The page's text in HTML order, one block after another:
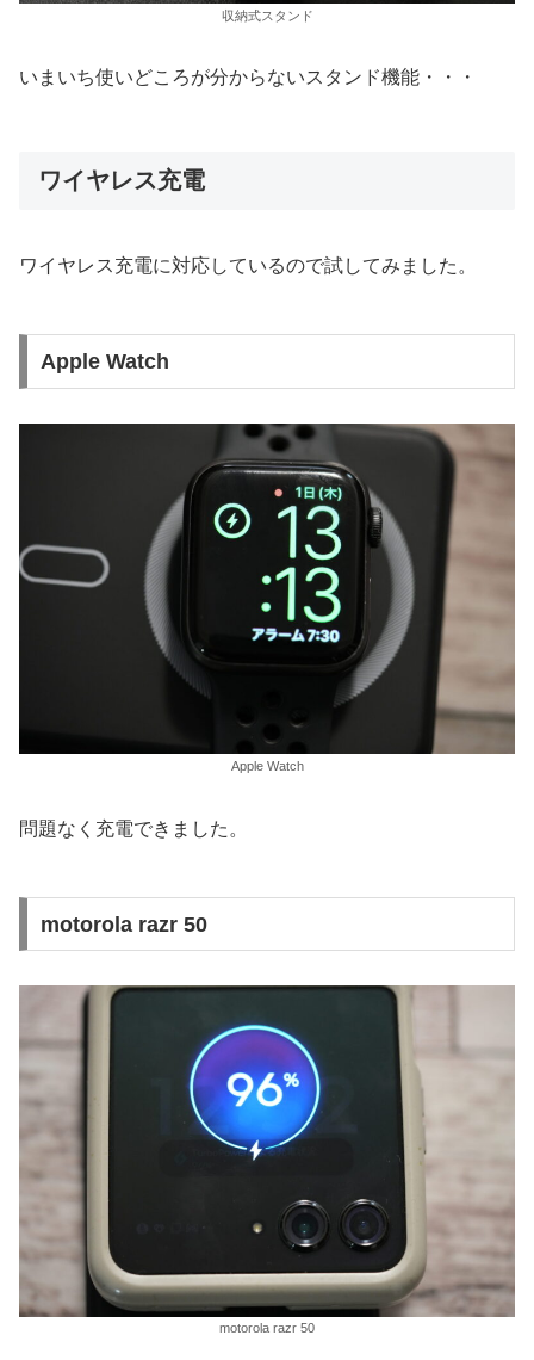
収納式スタンド
いまいち使いどころが分からないスタンド機能・・・
ワイヤレス充電
ワイヤレス充電に対応しているので試してみました。
Apple Watch
Apple Watch
問題なく充電できました。
motorola razr 50
motorola razr 50